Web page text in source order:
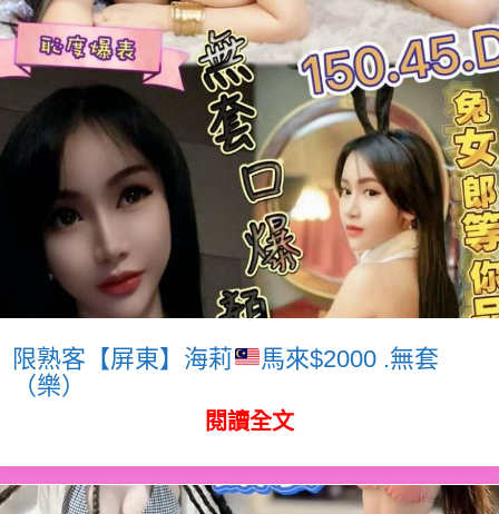
限熟客【屏東】海莉
馬來$2000 .無套
（樂）
閱讀全文